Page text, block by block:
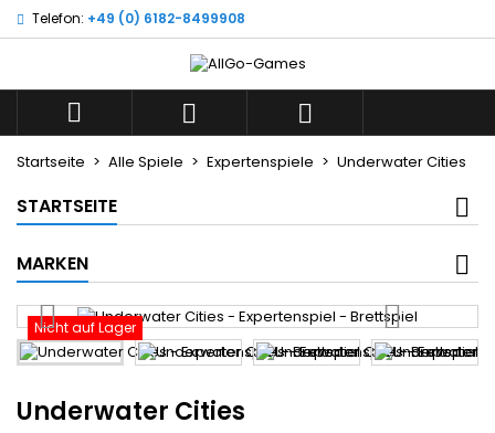
Telefon: +49 (0) 6182-8499908
  
Startseite Alle Spiele Expertenspiele Underwater Cities
STARTSEITE
MARKEN
Nicht auf Lager
Underwater Cities
Wunschliste ×
add_circle_outline
Neue Liste anlegen
((title)) ×
((label))
Anmelden ×
Sie müssen angemeldet sein, um Artikel Ihrer
Wunschliste hinzufügen zu können.